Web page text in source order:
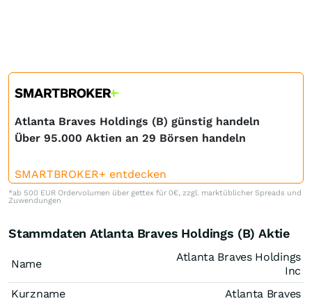
Atlanta Braves Holdings (B) günstig handeln
Über 95.000 Aktien an 29 Börsen handeln
SMARTBROKER+ entdecken
*ab 500 EUR Ordervolumen über gettex für 0€, zzgl. marktüblicher Spreads und
Zuwendungen
Stammdaten Atlanta Braves Holdings (B) Aktie
Name
Atlanta Braves Holdings
Inc
Kurzname
Atlanta Braves